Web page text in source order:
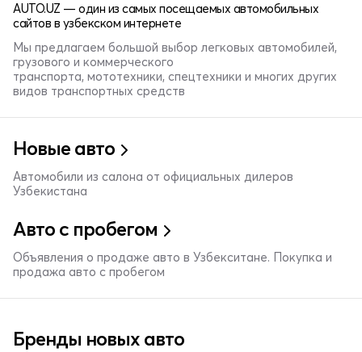
AUTO.UZ — один из самых посещаемых автомобильных
сайтов в узбекском интернете
Мы предлагаем большой выбор легковых автомобилей,
грузового и коммерческого
транспорта, мототехники, спецтехники и многих других
видов транспортных средств
Новые авто
Автомобили из салона от официальных дилеров
Узбекистана
Авто с пробегом
Объявления о продаже авто в Узбекситане. Покупка и
продажа авто с пробегом
Бренды новых авто